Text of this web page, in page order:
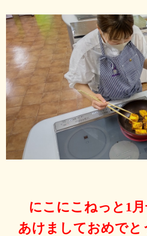
にこにこねっと1
あけましておめでと